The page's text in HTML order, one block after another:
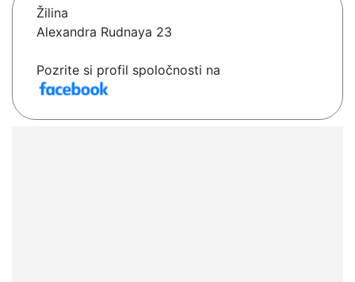
Žilina
Alexandra Rudnaya 23
Pozrite si profil spoločnosti na